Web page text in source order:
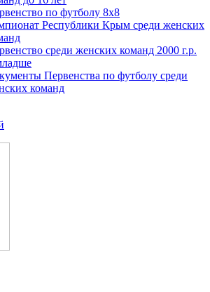
по футболу 8х8
Республики Крым среди женских
среди женских команд 2000 г.р.
Первенства по футболу среди
команд